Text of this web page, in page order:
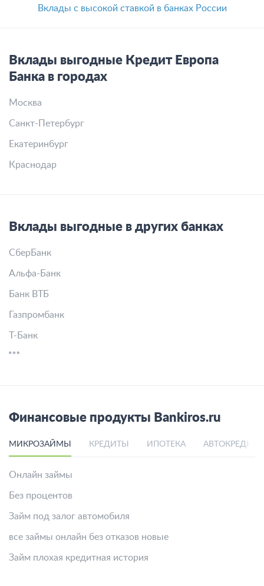
Вклады с высокой ставкой в банках России
Вклады выгодные Кредит Европа
Банка в городах
Москва
Санкт-Петербург
Екатеринбург
Краснодар
Вклады выгодные в других банках
СберБанк
Альфа-Банк
Банк ВТБ
Газпромбанк
Т-Банк
Финансовые продукты Bankiros.ru
МИКРОЗАЙМЫ КРЕДИТЫ ИПОТЕКА
Онлайн займы
Без процентов
Займ под залог автомобиля
все займы онлайн без отказов новые
Займ плохая кредитная история